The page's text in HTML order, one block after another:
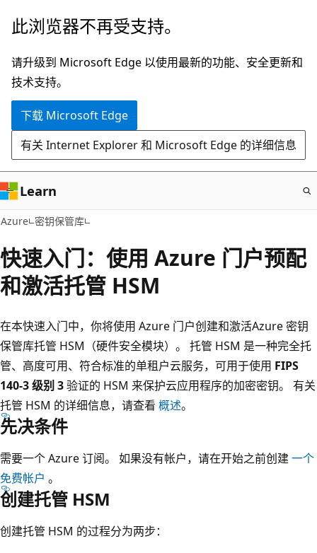
跳
主
要
内
此浏览器不再受支持。
请升级到 Microsoft Edge 以使用最新的功能、安全更新和
技术支持。
下载 Microsoft Edge
有关 Internet Explorer 和 Microsoft Edge 的详细信息
Learn
Azure 密钥保管库
快速入门：使用 Azure 门户预配
和激活托管 HSM
在本快速入门中，你将使用 Azure 门户创建和激活Azure 密钥
保管库托管 HSM（硬件安全模块）。 托管 HSM 是一种完全托
管、高度可用、符合标准的单租户云服务，可用于使用 FIPS
140-3 级别 3验证的 HSM 来保护云应用程序的加密密钥。 有关
托管 HSM 的详细信息，请查看 概述。
先决条件
需要一个 Azure 订阅。 如果没有帐户，请在开始之前创建一个
免费帐户 。
创建托管 HSM
创建托管 HSM 的过程分为两步：